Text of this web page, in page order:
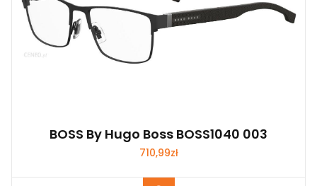
BOSS By Hugo Boss BOSS1040 003
710,99zł